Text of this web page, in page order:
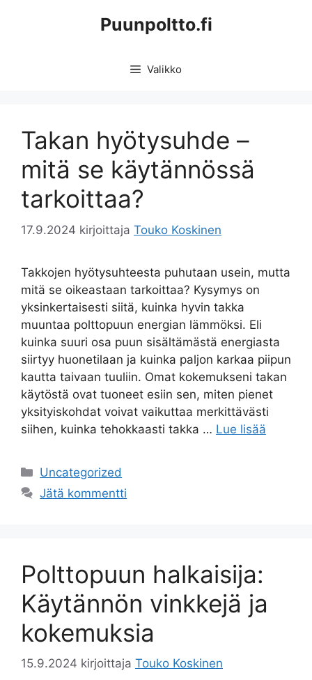
Puunpoltto.fi
Valikko
Takan hyötysuhde –
mitä se käytännössä
tarkoittaa?
17.9.2024 kirjoittaja Touko Koskinen
Takkojen hyötysuhteesta puhutaan usein, mutta
mitä se oikeastaan tarkoittaa? Kysymys on
yksinkertaisesti siitä, kuinka hyvin takka
muuntaa polttopuun energian lämmöksi. Eli
kuinka suuri osa puun sisältämästä energiasta
siirtyy huonetilaan ja kuinka paljon karkaa piipun
kautta taivaan tuuliin. Omat kokemukseni takan
käytöstä ovat tuoneet esiin sen, miten pienet
yksityiskohdat voivat vaikuttaa merkittävästi
siihen, kuinka tehokkaasti takka … Lue lisää
Kategoriat
Uncategorized
Jätä kommentti
Polttopuun halkaisija:
Käytännön vinkkejä ja
kokemuksia
15.9.2024 kirjoittaja Touko Koskinen